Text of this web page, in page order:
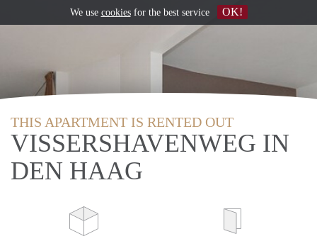
THIS APARTMENT IS RENTED OUT
VISSERSHAVENWEG IN
DEN HAAG
We use cookiesfor the best service OK!